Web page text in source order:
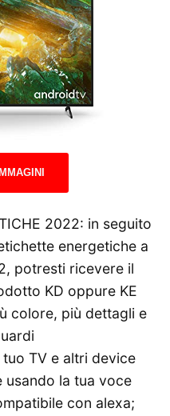
2022: in seguito
energetiche a
potresti ricevere il
KD oppure KE
colore, più dettagli e
TV e altri device
usando la tua voce
con alexa;